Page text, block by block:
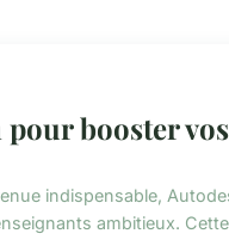
booster
indispensable,
ambitieux.